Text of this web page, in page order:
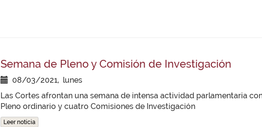
Semana de Pleno y Comisión de Investigación
08/03/2021, lunes
Las Cortes afrontan una semana de intensa actividad parlamentaria
Pleno ordinario y cuatro Comisiones de Investigación
Leer noticia